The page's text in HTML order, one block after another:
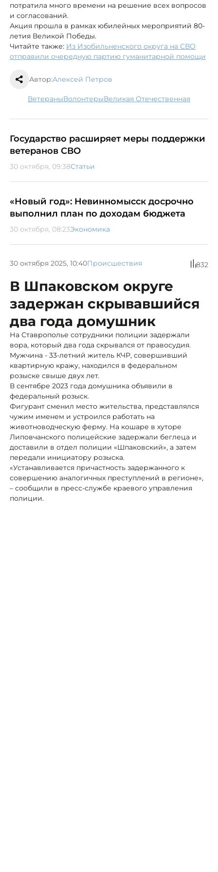
потратила много времени на решение всех вопросов
и согласований.
Акция прошла в рамках юбилейных мероприятий 80-
летия Великой Победы.
Читайте также: Из Изобильненского округа на СВО
отправили очередную партию гуманитарной помощи
Автор:Алексей Петров
ветераны волонтеры Великая Отечественная
Государство расширяет меры поддержки
ветеранов СВО
30 октября, 09:38Статьи
«Новый год»: Невинномысск досрочно
выполнил план по доходам бюджета
30 октября, 08:23Экономика
30 октября 2025, 10:40Происшествия 832
В Шпаковском округе
задержан скрывавшийся
два года домушник
На Ставрополье сотрудники полиции задержали
вора, который два года скрывался от правосудия.
Мужчина - 33-летний житель КЧР, совершивший
квартирную кражу, находился в федеральном
розыске свыше двух лет.
В сентябре 2023 года домушника объявили в
федеральный розыск.
Фигурант сменил место жительства, представлялся
чужим именем и устроился работать на
животноводческую ферму. На кошаре в хуторе
Липовчанского полицейские задержали беглеца и
доставили в отдел полиции «Шпаковский», а затем
передали инициатору розыска.
«Устанавливается причастность задержанного к
совершению аналогичных преступлений в регионе»,
– сообщили в пресс-службе краевого управления
полиции.